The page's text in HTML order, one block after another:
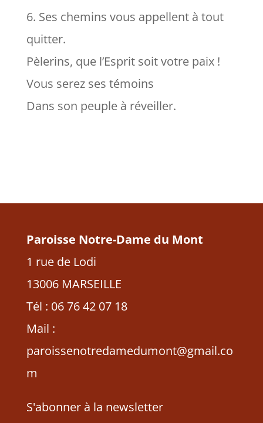
6. Ses chemins vous appellent à tout
quitter.
Pèlerins, que l’Esprit soit votre paix !
Vous serez ses témoins
Dans son peuple à réveiller.
Paroisse Notre-Dame du Mont
1 rue de Lodi
13006 MARSEILLE
Tél : 06 76 42 07 18
Mail :
paroissenotredamedumont@gmail.co
m
S'abonner à la newsletter